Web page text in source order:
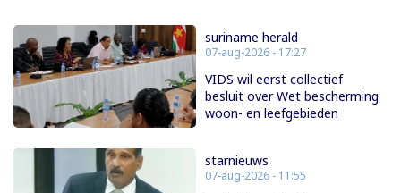
suriname herald
07-aug-2026 - 17:27
VIDS wil eerst collectief
besluit over Wet bescherming
woon- en leefgebieden
starnieuws
07-aug-2026 - 11:55